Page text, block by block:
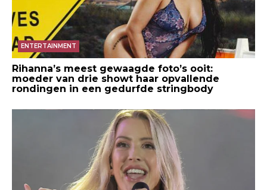
ENTERTAINMENT
Rihanna’s meest gewaagde foto’s ooit:
moeder van drie showt haar opvallende
rondingen in een gedurfde stringbody